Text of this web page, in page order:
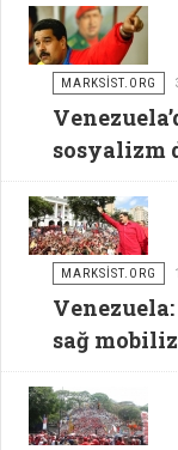
MARKSİST.ORG
sosyalizm
MARKSİST.ORG
sağ